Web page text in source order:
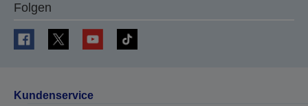
Folgen
Kundenservice